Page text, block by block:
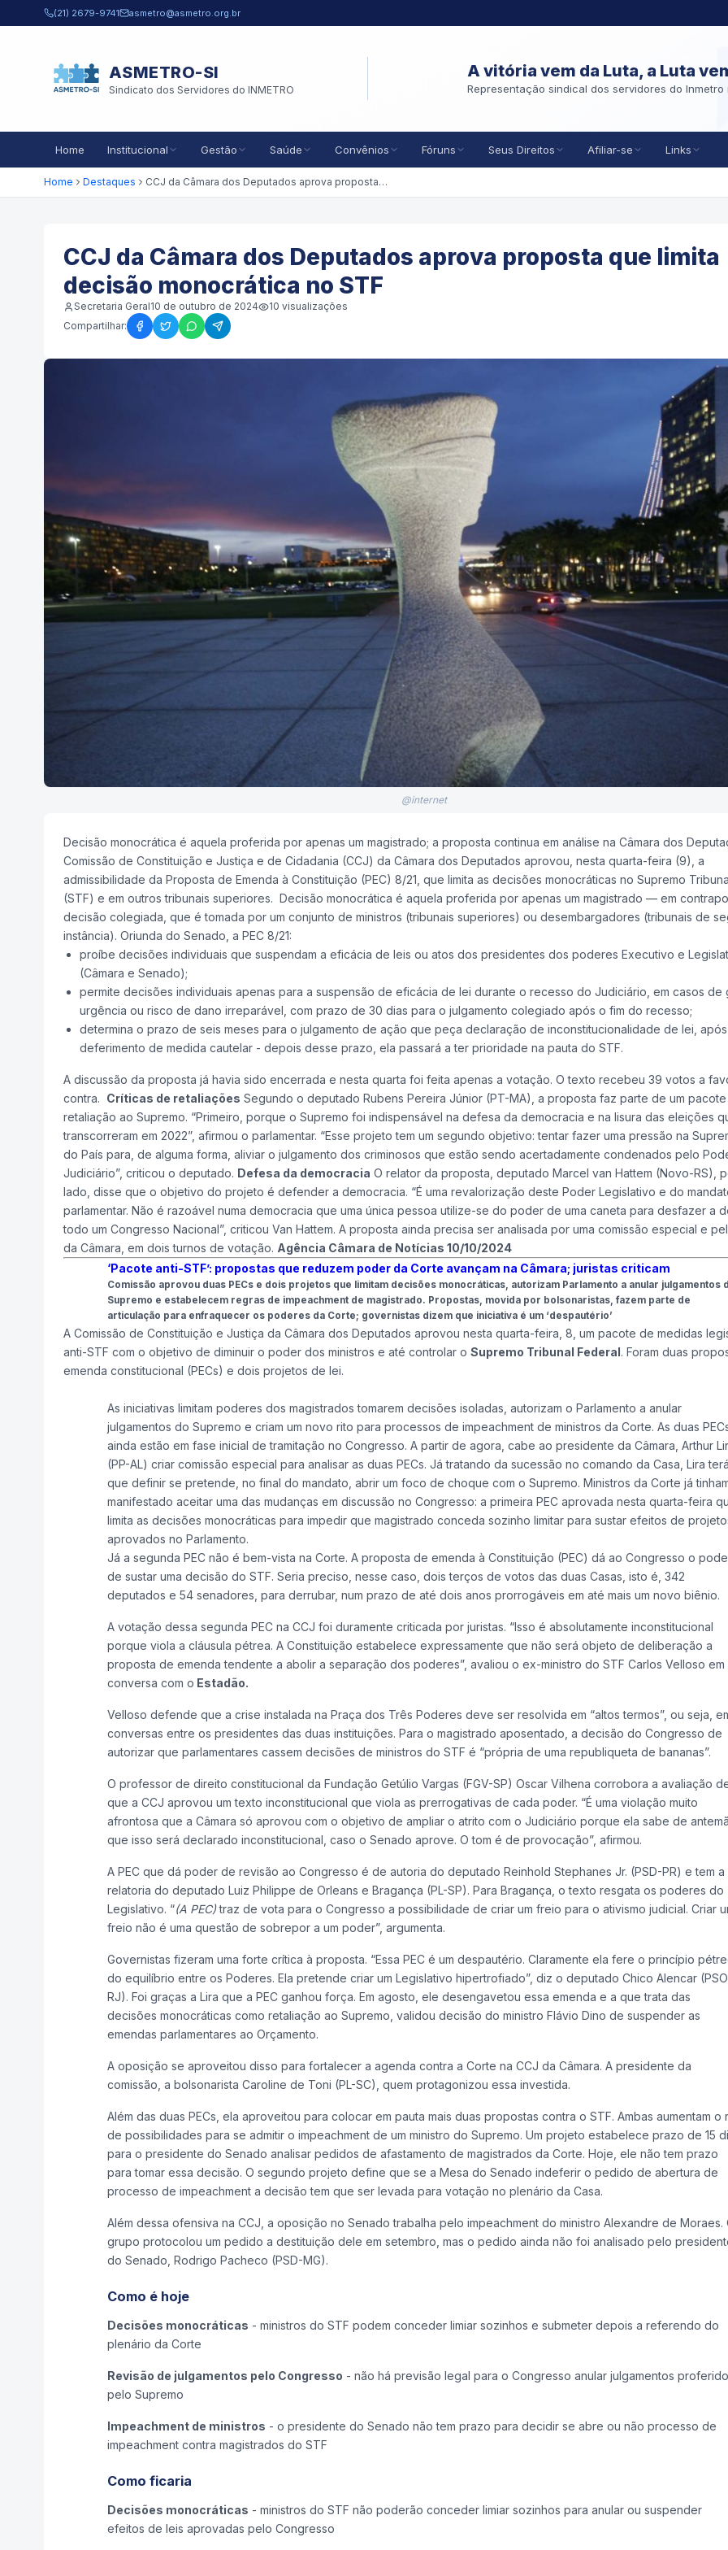
Pular para o conteúdo principal
(21) 2679-9741 asmetro@asmetro.org.br
ASMETRO-SI
Sindicato dos Servidores do INMETRO
A vitória vem da Luta, a Luta
Representação sindical dos servidores do Inmetro
Home Institucional Gestão Saúde Convênios Fóruns Seus Direitos Afiliar-se Links
Home Destaques CCJ da Câmara dos Deputados aprova proposta que limita decisão monocrática no STF
CCJ da Câmara dos Deputados aprova proposta que limita
decisão monocrática no STF
Secretaria Geral10 de outubro de 2024 10 visualizações
Compartilhar:
@internet
Decisão monocrática é aquela proferida por apenas um magistrado; a proposta continua em análise na Câmara dos
Comissão de Constituição e Justiça e de Cidadania (CCJ) da Câmara dos Deputados aprovou, nesta quarta-feira (9), a
admissibilidade da Proposta de Emenda à Constituição (PEC) 8/21, que limita as decisões monocráticas no Supremo
(STF) e em outros tribunais superiores. Decisão monocrática é aquela proferida por apenas um magistrado — em
decisão colegiada, que é tomada por um conjunto de ministros (tribunais superiores) ou desembargadores (tribunais de
instância). Oriunda do Senado, a PEC 8/21:
proíbe decisões individuais que suspendam a eficácia de leis ou atos dos presidentes dos poderes Executivo e
(Câmara e Senado);
permite decisões individuais apenas para a suspensão de eficácia de lei durante o recesso do Judiciário, em casos de
urgência ou risco de dano irreparável, com prazo de 30 dias para o julgamento colegiado após o fim do recesso;
determina o prazo de seis meses para o julgamento de ação que peça declaração de inconstitucionalidade de lei,
deferimento de medida cautelar - depois desse prazo, ela passará a ter prioridade na pauta do STF.
A discussão da proposta já havia sido encerrada e nesta quarta foi feita apenas a votação. O texto recebeu 39 votos a
contra. Críticas de retaliações Segundo o deputado Rubens Pereira Júnior (PT-MA), a proposta faz parte de um
retaliação ao Supremo. “Primeiro, porque o Supremo foi indispensável na defesa da democracia e na lisura das eleições
transcorreram em 2022”, afirmou o parlamentar. “Esse projeto tem um segundo objetivo: tentar fazer uma pressão na
do País para, de alguma forma, aliviar o julgamento dos criminosos que estão sendo acertadamente condenados pelo
Judiciário”, criticou o deputado. Defesa da democracia O relator da proposta, deputado Marcel van Hattem (Novo-RS),
lado, disse que o objetivo do projeto é defender a democracia. “É uma revalorização deste Poder Legislativo e do
parlamentar. Não é razoável numa democracia que uma única pessoa utilize-se do poder de uma caneta para desfazer a
todo um Congresso Nacional”, criticou Van Hattem. A proposta ainda precisa ser analisada por uma comissão especial e
da Câmara, em dois turnos de votação. Agência Câmara de Notícias 10/10/2024
‘Pacote anti-STF’: propostas que reduzem poder da Corte avançam na Câmara; juristas criticam
Comissão aprovou duas PECs e dois projetos que limitam decisões monocráticas, autorizam Parlamento a anular julgamentos
Supremo e estabelecem regras de impeachment de magistrado. Propostas, movida por bolsonaristas, fazem parte de
articulação para enfraquecer os poderes da Corte; governistas dizem que iniciativa é um ‘despautério’
A Comissão de Constituição e Justiça da Câmara dos Deputados aprovou nesta quarta-feira, 8, um pacote de medidas
anti-STF com o objetivo de diminuir o poder dos ministros e até controlar o Supremo Tribunal Federal. Foram duas
emenda constitucional (PECs) e dois projetos de lei.
As iniciativas limitam poderes dos magistrados tomarem decisões isoladas, autorizam o Parlamento a anular
julgamentos do Supremo e criam um novo rito para processos de impeachment de ministros da Corte. As duas
ainda estão em fase inicial de tramitação no Congresso. A partir de agora, cabe ao presidente da Câmara, Arthur
(PP-AL) criar comissão especial para analisar as duas PECs. Já tratando da sucessão no comando da Casa, Lira terá
que definir se pretende, no final do mandato, abrir um foco de choque com o Supremo. Ministros da Corte já
manifestado aceitar uma das mudanças em discussão no Congresso: a primeira PEC aprovada nesta quarta-feira
limita as decisões monocráticas para impedir que magistrado conceda sozinho limitar para sustar efeitos de
aprovados no Parlamento.
Já a segunda PEC não é bem-vista na Corte. A proposta de emenda à Constituição (PEC) dá ao Congresso o
de sustar uma decisão do STF. Seria preciso, nesse caso, dois terços de votos das duas Casas, isto é, 342
deputados e 54 senadores, para derrubar, num prazo de até dois anos prorrogáveis em até mais um novo biênio.
A votação dessa segunda PEC na CCJ foi duramente criticada por juristas. “Isso é absolutamente inconstitucional
porque viola a cláusula pétrea. A Constituição estabelece expressamente que não será objeto de deliberação a
proposta de emenda tendente a abolir a separação dos poderes”, avaliou o ex-ministro do STF Carlos Velloso em
conversa com o Estadão.
Velloso defende que a crise instalada na Praça dos Três Poderes deve ser resolvida em “altos termos”, ou seja,
conversas entre os presidentes das duas instituições. Para o magistrado aposentado, a decisão do Congresso de
autorizar que parlamentares cassem decisões de ministros do STF é “própria de uma republiqueta de bananas”.
O professor de direito constitucional da Fundação Getúlio Vargas (FGV-SP) Oscar Vilhena corrobora a avaliação
que a CCJ aprovou um texto inconstitucional que viola as prerrogativas de cada poder. “É uma violação muito
afrontosa que a Câmara só aprovou com o objetivo de ampliar o atrito com o Judiciário porque ela sabe de
que isso será declarado inconstitucional, caso o Senado aprove. O tom é de provocação”, afirmou.
A PEC que dá poder de revisão ao Congresso é de autoria do deputado Reinhold Stephanes Jr. (PSD-PR) e tem a
relatoria do deputado Luiz Philippe de Orleans e Bragança (PL-SP). Para Bragança, o texto resgata os poderes do
Legislativo. “(A PEC)traz de vota para o Congresso a possibilidade de criar um freio para o ativismo judicial. Criar
freio não é uma questão de sobrepor a um poder”, argumenta.
Governistas fizeram uma forte crítica à proposta. “Essa PEC é um despautério. Claramente ela fere o princípio
do equilíbrio entre os Poderes. Ela pretende criar um Legislativo hipertrofiado”, diz o deputado Chico Alencar
RJ). Foi graças a Lira que a PEC ganhou força. Em agosto, ele desengavetou essa emenda e a que trata das
decisões monocráticas como retaliação ao Supremo, validou decisão do ministro Flávio Dino de suspender as
emendas parlamentares ao Orçamento.
A oposição se aproveitou disso para fortalecer a agenda contra a Corte na CCJ da Câmara. A presidente da
comissão, a bolsonarista Caroline de Toni (PL-SC), quem protagonizou essa investida.
Além das duas PECs, ela aproveitou para colocar em pauta mais duas propostas contra o STF. Ambas aumentam o
de possibilidades para se admitir o impeachment de um ministro do Supremo. Um projeto estabelece prazo de 15
para o presidente do Senado analisar pedidos de afastamento de magistrados da Corte. Hoje, ele não tem prazo
para tomar essa decisão. O segundo projeto define que se a Mesa do Senado indeferir o pedido de abertura de
processo de impeachment a decisão tem que ser levada para votação no plenário da Casa.
Além dessa ofensiva na CCJ, a oposição no Senado trabalha pelo impeachment do ministro Alexandre de Moraes.
grupo protocolou um pedido a destituição dele em setembro, mas o pedido ainda não foi analisado pelo
do Senado, Rodrigo Pacheco (PSD-MG).
Como é hoje
Decisões monocráticas - ministros do STF podem conceder limiar sozinhos e submeter depois a referendo do
plenário da Corte
Revisão de julgamentos pelo Congresso - não há previsão legal para o Congresso anular julgamentos
pelo Supremo
Impeachment de ministros - o presidente do Senado não tem prazo para decidir se abre ou não processo de
impeachment contra magistrados do STF
Como ficaria
Decisões monocráticas - ministros do STF não poderão conceder limiar sozinhos para anular ou suspender
efeitos de leis aprovadas pelo Congresso